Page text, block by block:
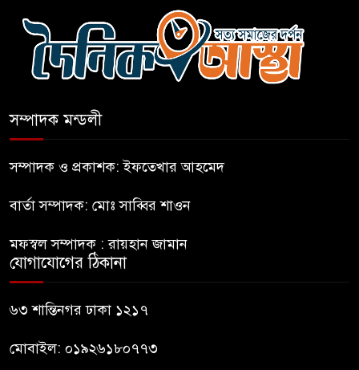
সচিবালয় অভিমুখে ১১ দলীয়
ঐক্যের পদযাত্রা আটকে দিলো
সুযোগ দেওয়ায় ঢাকার ক্ষোভ
অনুষ্ঠানস্থল থেকে বের করে
সম্পাদক মন্ডলী
সম্পাদক ও প্রকাশক: ইফতেখার আহমেদ
বার্তা সম্পাদক: মোঃ সাব্বির শাওন
মফস্বল সম্পাদক : রায়হান জামান
যোগাযোগের ঠিকানা
৬৩ শান্তিনগর ঢাকা ১২১৭
মোবাইল: ০১৯২৬১৮০৭৭৩